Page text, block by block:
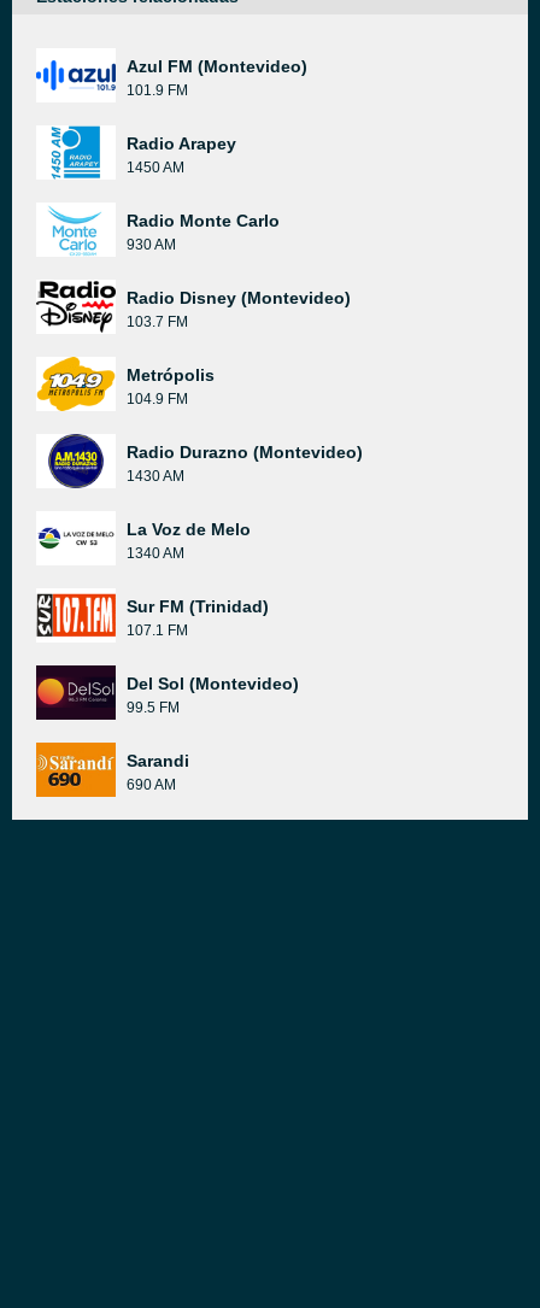
Azul FM (Montevideo)
101.9 FM
Radio Arapey
1450 AM
Radio Monte Carlo
930 AM
Radio Disney (Montevideo)
103.7 FM
Metrópolis
104.9 FM
Radio Durazno (Montevideo)
1430 AM
La Voz de Melo
1340 AM
Sur FM (Trinidad)
107.1 FM
Del Sol (Montevideo)
99.5 FM
Sarandi
690 AM